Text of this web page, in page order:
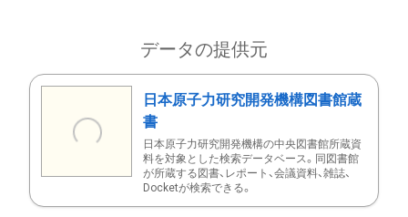
データの提供元
日本原子力研究開発機構図書館蔵
書
日本原子力研究開発機構の中央図書館所蔵資
料を対象とした検索データベース。同図書館
が所蔵する図書、レポート、会議資料、雑誌、
Docketが検索できる。